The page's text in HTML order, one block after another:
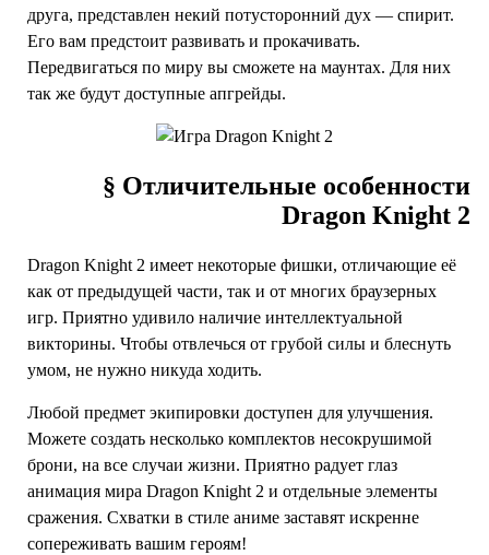
друга, представлен некий потусторонний дух — спирит.
Его вам предстоит развивать и прокачивать.
Передвигаться по миру вы сможете на маунтах. Для них
так же будут доступные апгрейды.
§ Отличительные особенности
Dragon Knight 2
Dragon Knight 2 имеет некоторые фишки, отличающие её
как от предыдущей части, так и от многих браузерных
игр. Приятно удивило наличие интеллектуальной
викторины. Чтобы отвлечься от грубой силы и блеснуть
умом, не нужно никуда ходить.
Любой предмет экипировки доступен для улучшения.
Можете создать несколько комплектов несокрушимой
брони, на все случаи жизни. Приятно радует глаз
анимация мира Dragon Knight 2 и отдельные элементы
сражения. Схватки в стиле аниме заставят искренне
сопереживать вашим героям!